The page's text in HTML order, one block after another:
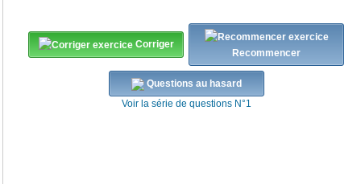
Corriger
Recommencer
Questions au hasard
Voir la série de questions N°1